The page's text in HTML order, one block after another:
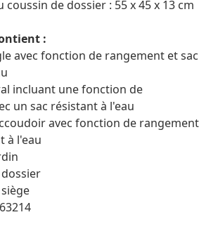
coussin de dossier : 55 x 45 x 13 cm
:
avec fonction de rangement et sac
incluant une fonction de
un sac résistant à l'eau
avec fonction de rangement
à l'eau